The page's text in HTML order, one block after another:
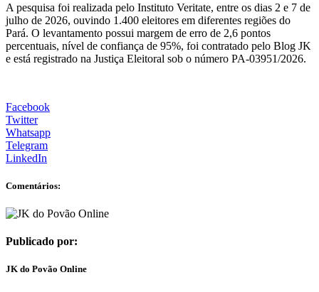
A pesquisa foi realizada pelo Instituto Veritate, entre os dias 2 e 7 de
julho de 2026, ouvindo 1.400 eleitores em diferentes regiões do
Pará. O levantamento possui margem de erro de 2,6 pontos
percentuais, nível de confiança de 95%, foi contratado pelo Blog JK
e está registrado na Justiça Eleitoral sob o número PA-03951/2026.
Facebook
Twitter
Whatsapp
Telegram
LinkedIn
Comentários:
Publicado por:
JK do Povão Online